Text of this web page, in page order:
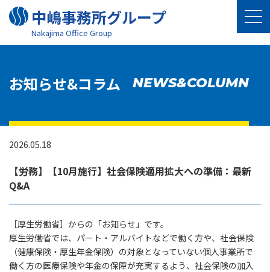
中嶋事務所グループ
Nakajima Oﬃce Group
お知らせ&コラム NEWS&COLUMN
2026.05.18
【労務】【10月施行】社会保険適用拡大への準備：最新
Q&A
［厚生労働省］からの「お知らせ」です。
厚生労働省では、パート・アルバイトなどで働く方や、社会保険
（健康保険・厚生年金保険）の対象となっていない個人事業所で
働く方の医療保険や年金の保障が充実するよう、社会保険の加入